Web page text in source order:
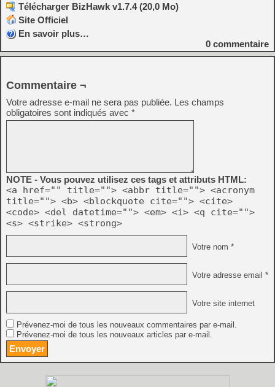
Télécharger BizHawk v1.7.4 (20,0 Mo)
Site Officiel
En savoir plus…
0 commentaire
Commentaire ¬
Votre adresse e-mail ne sera pas publiée. Les champs
obligatoires sont indiqués avec *
NOTE - Vous pouvez utilisez ces tags et attributs HTML:
<a href="" title=""> <abbr title=""> <acronym
title=""> <b> <blockquote cite=""> <cite>
<code> <del datetime=""> <em> <i> <q cite="">
<s> <strike> <strong>
Votre nom *
Votre adresse email *
Votre site internet
Prévenez-moi de tous les nouveaux commentaires par e-mail.
Prévenez-moi de tous les nouveaux articles par e-mail.